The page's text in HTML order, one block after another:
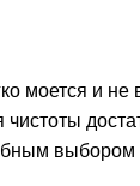
моется и не
выбором